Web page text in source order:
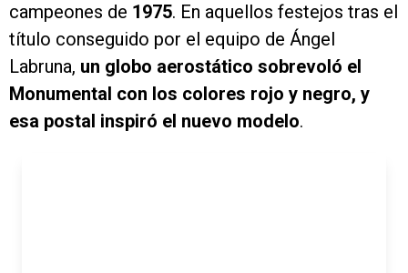
campeones de 1975. En aquellos festejos tras el
título conseguido por el equipo de Ángel
Labruna, un globo aerostático sobrevoló el
Monumental con los colores rojo y negro, y
esa postal inspiró el nuevo modelo.